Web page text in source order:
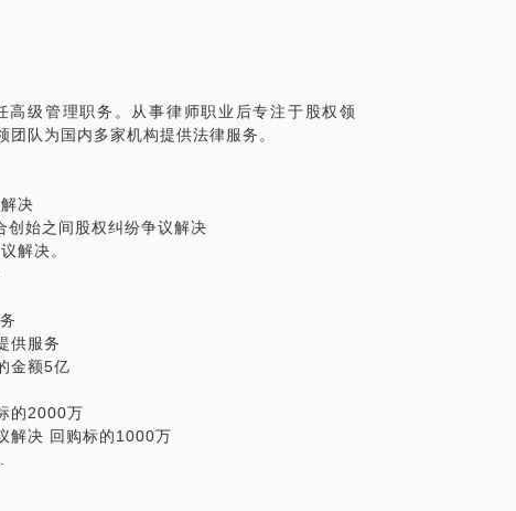
级管理职务。从事律师职业后专注于股权领
队为国内多家机构提供法律服务。
决
创始之间股权纠纷争议解决
解决。
供服务
金额5亿
的2000万
解决 回购标的1000万